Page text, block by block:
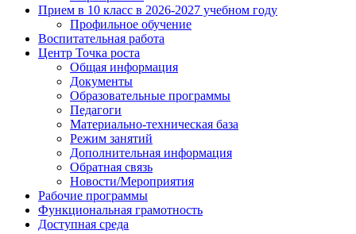
Прием в 10 класс в 2026-2027 учебном году
Профильное обучение
Воспитательная работа
Центр Точка роста
Общая информация
Документы
Образовательные программы
Педагоги
Материально-техническая база
Режим занятий
Дополнительная информация
Обратная связь
Новости/Мероприятия
Рабочие программы
Функциональная грамотность
Доступная среда